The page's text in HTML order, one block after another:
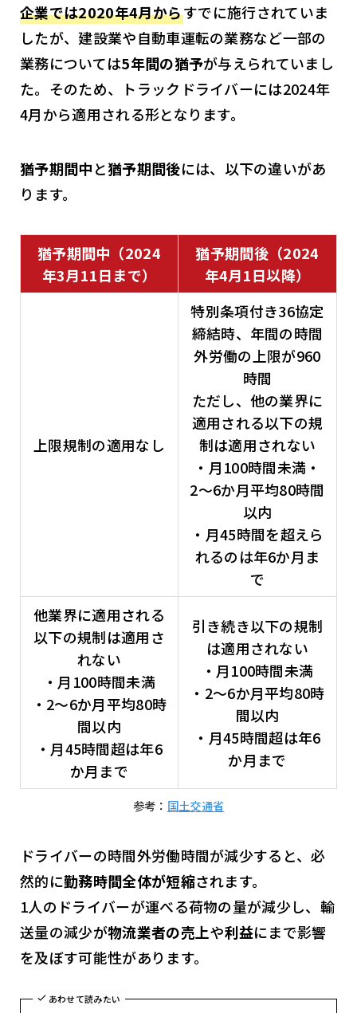
企業では2020年4月からすでに施行されていま
したが、建設業や自動車運転の業務など一部の
業務については5年間の猶予が与えられていまし
た。そのため、トラックドライバーには2024年
4月から適用される形となります。
猶予期間中と猶予期間後には、以下の違いがあ
ります。
猶予期間中（2024
年3月11日まで）
猶予期間後（2024
年4月1日以降）
上限規制の適用なし
特別条項付き36協定
締結時、年間の時間
外労働の上限が960
時間
ただし、他の業界に
適用される以下の規
制は適用されない
・月100時間未満・
2〜6か月平均80時間
以内
・月45時間を超えら
れるのは年6か月ま
で
他業界に適用される
以下の規制は適用さ
れない
・月100時間未満
・2〜6か月平均80時
間以内
・月45時間超は年6
か月まで
引き続き以下の規制
は適用されない
・月100時間未満
・2〜6か月平均80時
間以内
・月45時間超は年6
か月まで
参考： 国土交通省
ドライバーの時間外労働時間が減少すると、必
然的に勤務時間全体が短縮されます。
1人のドライバーが運べる荷物の量が減少し、輸
送量の減少が物流業者の売上や利益にまで影響
を及ぼす可能性があります。
あわせて読みたい